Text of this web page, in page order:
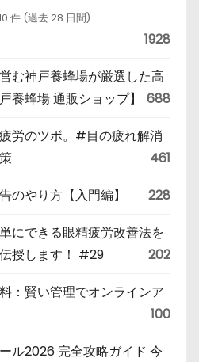
件 (過去 28 日間)
1928
む神戸養蜂場が厳選した高
養蜂場 通販ショップ】
688
労のツボ。#目の疲れ解消
461
のやり方【入門編】 228
にできる眼精疲労改善法を
授します！ #29
202
：賢い管理でオンラインア
100
ル2026 完全攻略ガイド 今